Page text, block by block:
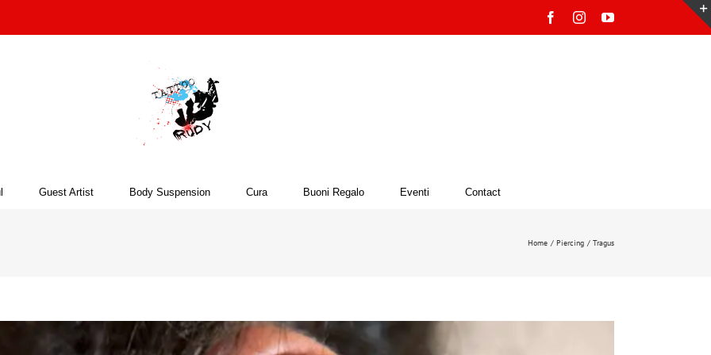
FacebookInstagramYouTube
Guest Artist Body Suspension Cura Buoni Regalo Eventi Contact
Home Piercing Tragus